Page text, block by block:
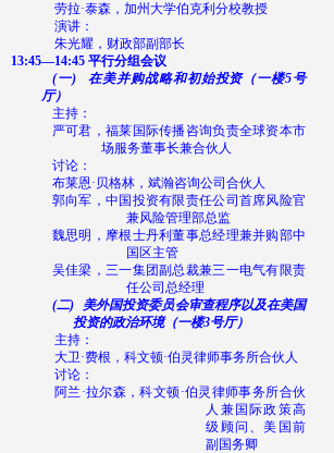
劳拉·泰森，加州大学伯克利分校教授
演讲：
朱光耀，财政部副部长
13:45—14:45 平行分组会议
(一)
在美并购战略和初始投资（一楼5号
厅）
主持：
严可君，福莱国际传播咨询负责全球资本市
场服务董事长兼合伙人
讨论：
布莱恩·贝格林，斌瀚咨询公司合伙人
郭向军，中国投资有限责任公司首席风险官
兼风险管理部总监
魏思明，摩根士丹利董事总经理兼并购部中
国区主管
吴佳梁，三一集团副总裁兼三一电气有限责
任公司总经理
(二)
美外国投资委员会审查程序以及在美国
投资的政治环境（一楼3号厅）
主持：
大卫·费根，科文顿·伯灵律师事务所合伙人
讨论：
阿兰·拉尔森，科文顿·伯灵律师事务所合伙
人兼国际政策高
级顾问、美国前
副国务卿